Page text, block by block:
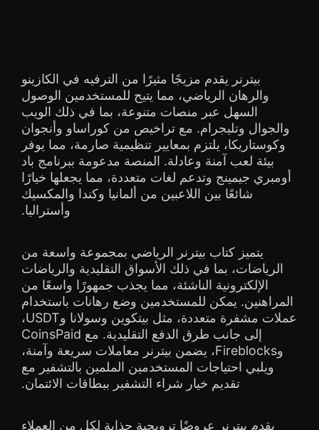
بيترنر يقدم مزيجًا مثيرًا من الترفيه في الكازينو
والرهان الرياضي، مما يتيح للمستخدمين الوصول
السهل عبر منصات متنوعة، بما في ذلك الويب
والجوال وتليجرام. مع تراخيص من كوراساو وأنجوان
وكوستاريكا، يلتزم بمعايير تنظيمية صارمة، مما يوفر
بيئة لعب آمنة وعادلة. المنصة مدعومة ببرنامج باد
أومبري جيمينج وتدعم لغات متعددة، مما يجعلها خيارًا
شائعًا بين اللاعبين من ألمانيا وكندا والمكسيك
وأستراليا.
يتميز كتاب بيترنر الرياضي بمجموعة واسعة من
الرياضات، بما في ذلك الأسواق التقليدية والرياضات
الإلكترونية الناشئة، مما يجذب جمهورًا واسعًا من
المراهنين. يمكن للمستخدمين وضع رهانات باستخدام
عملات مشفرة متعددة، مثل بيتكوين وسولانا وUSDT،
إلى جانب طرق الدفع التقليدية. مع CoinsPaid
وFireblocks، يضمن بيترنر معاملات سريعة وآمنة،
ويلبي احتياجات المستخدمين الملمين بالتشفير مع
تقديم خيار شراء التشفير ببطاقات الائتمان.
يقدم بيترنر عروضًا ترويجية جذابة لكل من العملاء